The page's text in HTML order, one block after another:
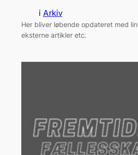
i Arkiv
Her bliver løbende opdateret med
eksterne artikler etc.